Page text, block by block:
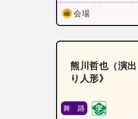
会場
熊川哲也（
り人形》
舞 踊